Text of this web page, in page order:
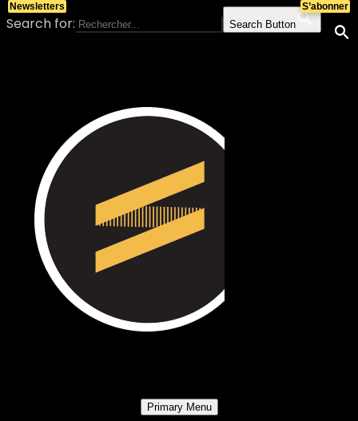
Search for: Search Button
Primary Menu
S’abonner
Newsletters